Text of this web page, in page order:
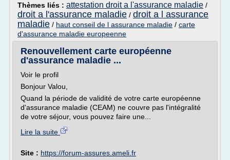
Thèmes liés : attestation droit a l'assurance maladie /
droit a l'assurance maladie / droit a l assurance
maladie / haut conseil de l assurance maladie / carte
d'assurance maladie europeenne
Renouvellement carte européenne
d'assurance maladie ...
Voir le profil
Bonjour Valou,
Quand la période de validité de votre carte européenne
d'assurance maladie (CEAM) ne couvre pas l'intégralité
de votre séjour, vous pouvez faire une...
Lire la suite
Site : https://forum-assures.ameli.fr